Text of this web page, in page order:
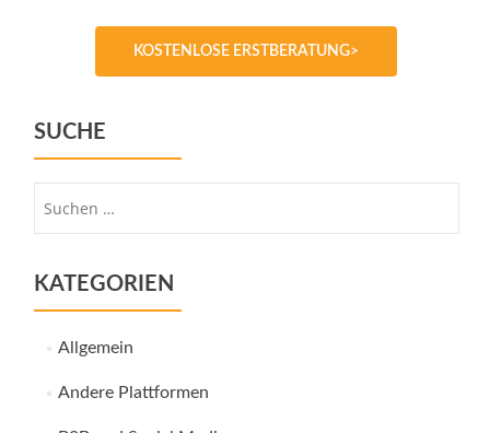
KOSTENLOSE ERSTBERATUNG>
SUCHE
KATEGORIEN
Allgemein
Andere Plattformen